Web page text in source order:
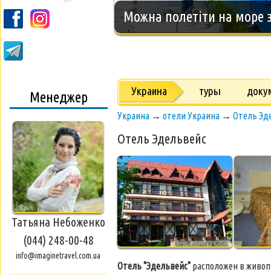
Новогодний тур на
Менеджер
Татьяна Небоженко
(044) 248-00-48
info@imaginetravel.com.ua
Украина туры
Украина → отели Украина → Отель
Отель Эдельвейс
Отель "Эдельвейс" расположен в